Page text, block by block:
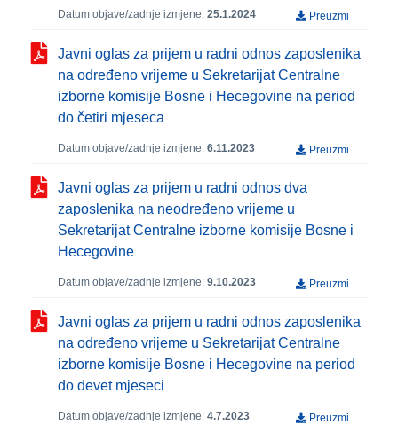
Datum objave/zadnje izmjene: 25.1.2024 Preuzmi
Javni oglas za prijem u radni odnos zaposlenika
na određeno vrijeme u Sekretarijat Centralne
izborne komisije Bosne i Hecegovine na period
do četiri mjeseca
Datum objave/zadnje izmjene: 6.11.2023 Preuzmi
Javni oglas za prijem u radni odnos dva
zaposlenika na neodređeno vrijeme u
Sekretarijat Centralne izborne komisije Bosne i
Hecegovine
Datum objave/zadnje izmjene: 9.10.2023 Preuzmi
Javni oglas za prijem u radni odnos zaposlenika
na određeno vrijeme u Sekretarijat Centralne
izborne komisije Bosne i Hecegovine na period
do devet mjeseci
Datum objave/zadnje izmjene: 4.7.2023 Preuzmi